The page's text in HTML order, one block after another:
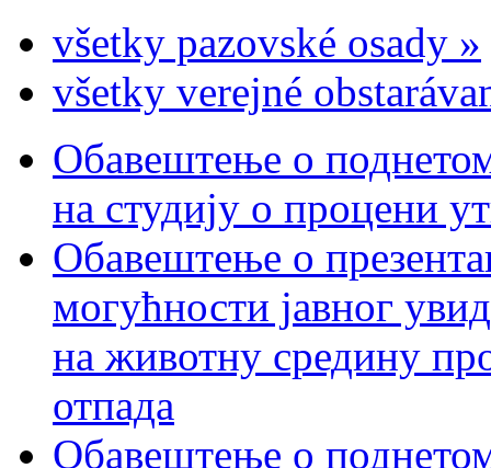
všetky pazovské osady »
všetky verejné
Обавештење о поднетом
на студију о процени
Обавештење о
могућности јавног
на животну средину
отпада
Обавештење о